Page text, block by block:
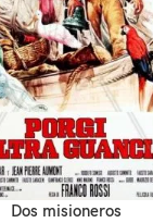
Dos misioneros